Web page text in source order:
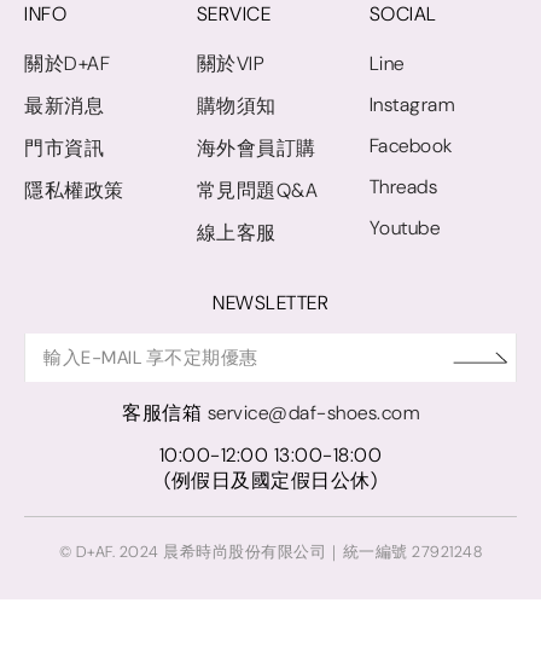
INFO
關於D+AF
最新消息
門市資訊
隱私權政策
SERVICE
關於VIP
購物須知
海外會員訂購
常見問題Q&A
線上客服
SOCIAL
Line
Instagram
Facebook
Threads
Youtube
NEWSLETTER
客服信箱 service@daf-shoes.com
10:00-12:00 13:00-18:00
(例假日及國定假日公休)
© D+AF. 2024 晨希時尚股份有限公司｜統一編號 27921248